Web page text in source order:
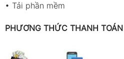
• Tải phần mềm
PHƯƠNG THỨC THANH TOÁN